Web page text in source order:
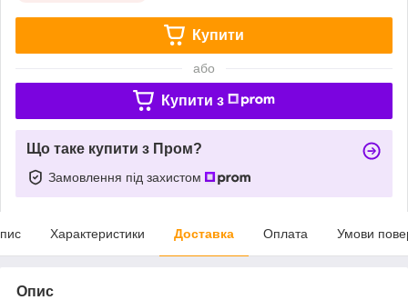
Купити
або
Купити з
Що таке купити з Пром?
Замовлення під захистом
Характеристики Доставка Оплата Умови
Опис